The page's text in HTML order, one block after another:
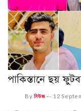
পাকিস্তানে ছয়
Byনিউজ -- 12